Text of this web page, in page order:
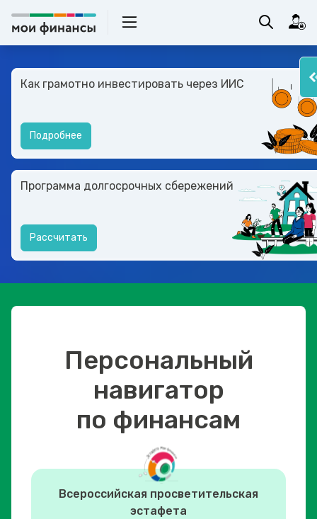
Как грамотно инвестировать через ИИС
Подробнее
Программа долгосрочных сбережений
Рассчитать
Персональный
навигатор
по финансам
Всероссийская просветительская
эстафета